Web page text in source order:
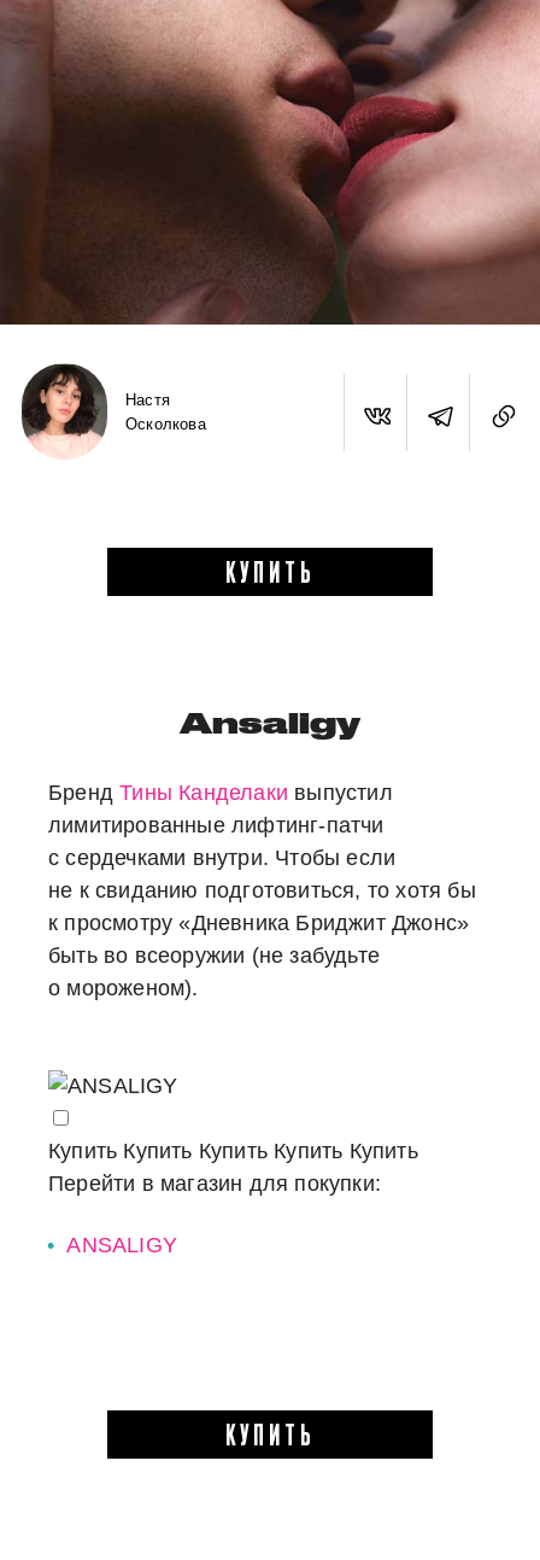
Настя
Осколкова
КУПИТЬ
Ansaligy
Бренд Тины Канделаки выпустил
лимитированные лифтинг-патчи
с сердечками внутри. Чтобы если
не к свиданию подготовиться, то хотя бы
к просмотру «Дневника Бриджит Джонс»
быть во всеоружии (не забудьте
о мороженом).
Купить Купить Купить Купить Купить
Перейти в магазин для покупки:
ANSALIGY
КУПИТЬ